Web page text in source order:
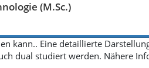
(M.Sc.)
kann.. Eine detaillierte
dual studiert werden. Nähere